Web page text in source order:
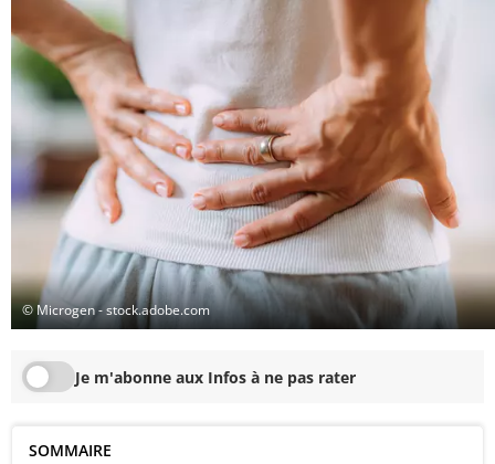
© Microgen - stock.adobe.com
Je m'abonne aux Infos à ne pas rater
SOMMAIRE